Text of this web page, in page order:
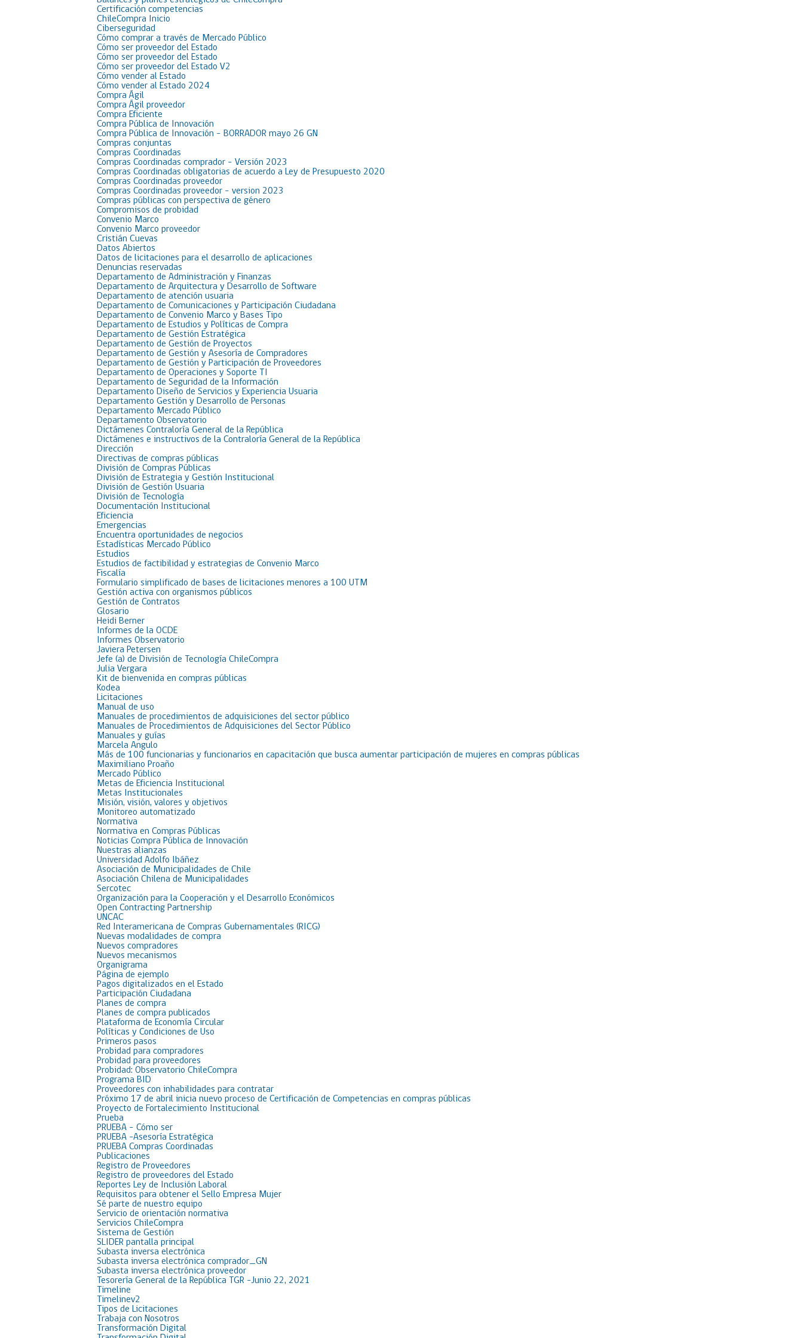
Certificación competencias
ChileCompra Inicio
Ciberseguridad
Cómo comprar a través de Mercado Público
Cómo ser proveedor del Estado
Cómo ser proveedor del Estado
Cómo ser proveedor del Estado V2
Cómo vender al Estado
Cómo vender al Estado 2024
Compra Ágil
Compra Ágil proveedor
Compra Eficiente
Compra Pública de Innovación
Compra Pública de Innovación – BORRADOR mayo 26 GN
Compras conjuntas
Compras Coordinadas
Compras Coordinadas comprador – Versión 2023
Compras Coordinadas obligatorias de acuerdo a Ley de Presupuesto 2020
Compras Coordinadas proveedor
Compras Coordinadas proveedor – version 2023
Compras públicas con perspectiva de género
Compromisos de probidad
Convenio Marco
Convenio Marco proveedor
Cristián Cuevas
Datos Abiertos
Datos de licitaciones para el desarrollo de aplicaciones
Denuncias reservadas
Departamento de Administración y Finanzas
Departamento de Arquitectura y Desarrollo de Software
Departamento de atención usuaria
Departamento de Comunicaciones y Participación Ciudadana
Departamento de Convenio Marco y Bases Tipo
Departamento de Estudios y Políticas de Compra
Departamento de Gestión Estratégica
Departamento de Gestión de Proyectos
Departamento de Gestión y Asesoría de Compradores
Departamento de Gestión y Participación de Proveedores
Departamento de Operaciones y Soporte TI
Departamento de Seguridad de la Información
Departamento Diseño de Servicios y Experiencia Usuaria
Departamento Gestión y Desarrollo de Personas
Departamento Mercado Público
Departamento Observatorio
Dictámenes Contraloría General de la República
Dictámenes e instructivos de la Contraloría General de la República
Dirección
Directivas de compras públicas
División de Compras Públicas
División de Estrategia y Gestión Institucional
División de Gestión Usuaria
División de Tecnología
Documentación Institucional
Eficiencia
Emergencias
Encuentra oportunidades de negocios
Estadísticas Mercado Público
Estudios
Estudios de factibilidad y estrategias de Convenio Marco
Fiscalía
Formulario simplificado de bases de licitaciones menores a 100 UTM
Gestión activa con organismos públicos
Gestión de Contratos
Glosario
Heidi Berner
Informes de la OCDE
Informes Observatorio
Javiera Petersen
Jefe (a) de División de Tecnología ChileCompra
Julia Vergara
Kit de bienvenida en compras públicas
Kodea
Licitaciones
Manual de uso
Manuales de procedimientos de adquisiciones del sector público
Manuales de Procedimientos de Adquisiciones del Sector Público
Manuales y guías
Marcela Angulo
Más de 100 funcionarias y funcionarios en capacitación que busca aumentar participación de mujeres en compras públicas
Maximiliano Proaño
Mercado Público
Metas de Eficiencia Institucional
Metas Institucionales
Misión, visión, valores y objetivos
Monitoreo automatizado
Normativa
Normativa en Compras Públicas
Noticias Compra Pública de Innovación
Nuestras alianzas
Universidad Adolfo Ibáñez
Asociación de Municipalidades de Chile
Asociación Chilena de Municipalidades
Sercotec
Organización para la Cooperación y el Desarrollo Económicos
Open Contracting Partnership
UNCAC
Red Interamericana de Compras Gubernamentales (RICG)
Nuevas modalidades de compra
Nuevos compradores
Nuevos mecanismos
Organigrama
Página de ejemplo
Pagos digitalizados en el Estado
Participación Ciudadana
Planes de compra
Planes de compra publicados
Plataforma de Economía Circular
Políticas y Condiciones de Uso
Primeros pasos
Probidad para compradores
Probidad para proveedores
Probidad: Observatorio ChileCompra
Programa BID
Proveedores con inhabilidades para contratar
Próximo 17 de abril inicia nuevo proceso de Certificación de Competencias en compras públicas
Proyecto de Fortalecimiento Institucional
Prueba
PRUEBA – Cómo ser
PRUEBA -Asesoría Estratégica
PRUEBA Compras Coordinadas
Publicaciones
Registro de Proveedores
Registro de proveedores del Estado
Reportes Ley de Inclusión Laboral
Requisitos para obtener el Sello Empresa Mujer
Sé parte de nuestro equipo
Servicio de orientación normativa
Servicios ChileCompra
Sistema de Gestión
SLIDER pantalla principal
Subasta inversa electrónica
Subasta inversa electrónica comprador_GN
Subasta inversa electrónica proveedor
Tesorería General de la República TGR -Junio 22, 2021
Timeline
Timelinev2
Tipos de Licitaciones
Trabaja con Nosotros
Transformación Digital